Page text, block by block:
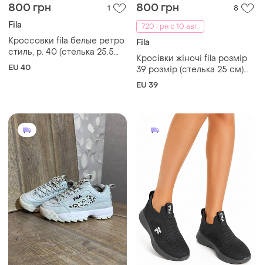
800 грн 1
Fila
Кроссовки fila белые ретро
стиль, р. 40 (стелька 25.5
см) идеальное состояние
EU 40
800 грн
8
720 грн с 10 авг.
Fila
Кросівки жіночі fila розмір
39 розмір (стелька 25 см)
original
EU 39